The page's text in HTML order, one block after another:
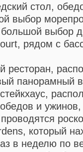
стол,
выбор
выбор
рядом с
ресторан,
панорамный
и ужинов,
который
в неделю по